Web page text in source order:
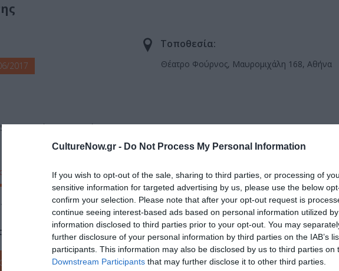
CultureNow.gr - Do Not Process My Personal Information
If you wish to opt-out of the sale, sharing to third parties, or processing of
sensitive information for targeted advertising by us, please use the below
confirm your selection. Please note that after your opt-out request is
continue seeing interest-based ads based on personal information utilized
information disclosed to third parties prior to your opt-out. You may
further disclosure of your personal information by third parties on the IAB’s
participants. This information may also be disclosed by us to third parties on
Downstream Participants that may further disclose it to other third parties.
2017
Τοποθεσία:
Θέατρο Φούρνος, Μαυρομιχάλη 168, Αθήνα
10€ | Ατέλειες και ανέργων 5€
culture.gr/
Google Newsκαι μάθετε πρώτοι όλες τις ειδήσεις
Τέχνη και τον Πολιτισμό στοCulturenow.gr
στο Culturenow.gr